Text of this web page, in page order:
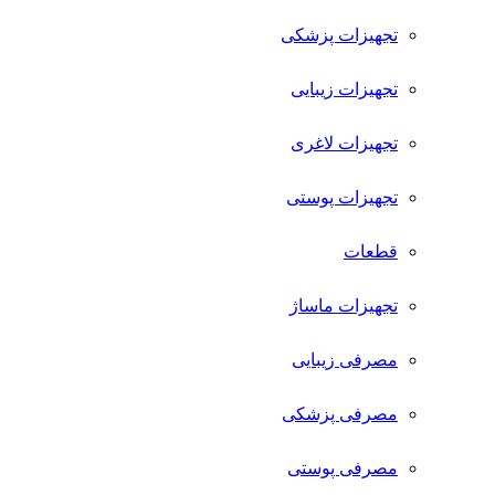
تجهیزات پزشکی
تجهیزات زیبایی
تجهیزات لاغری
تجهیزات پوستی
قطعات
تجهیزات ماساژ
مصرفی زیبایی
مصرفی پزشکی
مصرفی پوستی